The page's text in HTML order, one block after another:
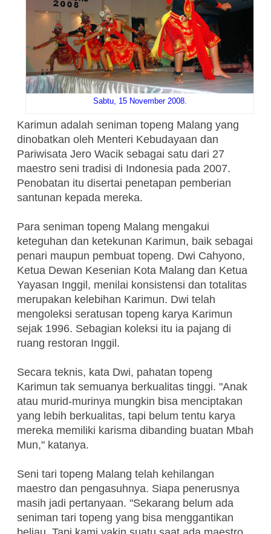
Sabtu, 15 November 2008.
Karimun adalah seniman topeng Malang yang
dinobatkan oleh Menteri Kebudayaan dan
Pariwisata Jero Wacik sebagai satu dari 27
maestro seni tradisi di Indonesia pada 2007.
Penobatan itu disertai penetapan pemberian
santunan kepada mereka.
Para seniman topeng Malang mengakui
keteguhan dan ketekunan Karimun, baik sebagai
penari maupun pembuat topeng. Dwi Cahyono,
Ketua Dewan Kesenian Kota Malang dan Ketua
Yayasan Inggil, menilai konsistensi dan totalitas
merupakan kelebihan Karimun. Dwi telah
mengoleksi seratusan topeng karya Karimun
sejak 1996. Sebagian koleksi itu ia pajang di
ruang restoran Inggil.
Secara teknis, kata Dwi, pahatan topeng
Karimun tak semuanya berkualitas tinggi. "Anak
atau murid-murinya mungkin bisa menciptakan
yang lebih berkualitas, tapi belum tentu karya
mereka memiliki karisma dibanding buatan Mbah
Mun," katanya.
Seni tari topeng Malang telah kehilangan
maestro dan pengasuhnya. Siapa penerusnya
masih jadi pertanyaan. "Sekarang belum ada
seniman tari topeng yang bisa menggantikan